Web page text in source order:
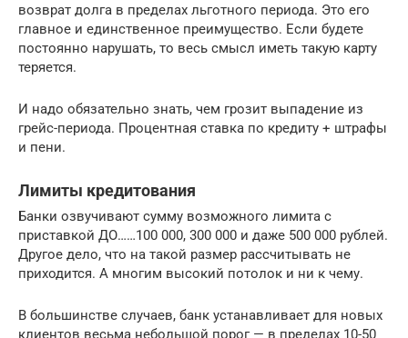
возврат долга в пределах льготного периода. Это его
главное и единственное преимущество. Если будете
постоянно нарушать, то весь смысл иметь такую карту
теряется.
И надо обязательно знать, чем грозит выпадение из
грейс-периода. Процентная ставка по кредиту + штрафы
и пени.
Лимиты кредитования
Банки озвучивают сумму возможного лимита с
приставкой ДО……100 000, 300 000 и даже 500 000 рублей.
Другое дело, что на такой размер рассчитывать не
приходится. А многим высокий потолок и ни к чему.
В большинстве случаев, банк устанавливает для новых
клиентов весьма небольшой порог — в пределах 10-50